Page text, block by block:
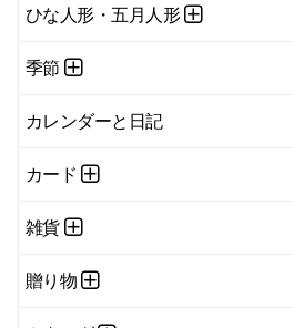
ひな人形・五月人形
季節
カレンダーと日記
カード
雑貨
贈り物